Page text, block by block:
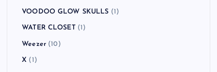
VOODOO GLOW SKULLS (1)
WATER CLOSET(1)
Weezer(10)
X (1)